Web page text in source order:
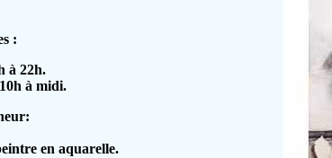
:
à 22h.
à midi.
en aquarelle.